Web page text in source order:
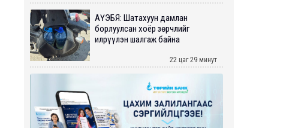
АҮЭБЯ: Шатахуун дамлан
борлуулсан хоёр зөрчлийг
илрүүлэн шалгаж байна
22 цаг 29 минут